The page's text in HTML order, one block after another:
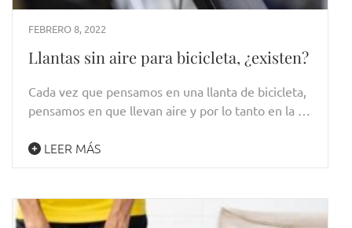
FEBRERO 8, 2022
Llantas sin aire para bicicleta, ¿existen?
Cada vez que pensamos en una llanta de bicicleta,
pensamos en que llevan aire y por lo tanto en la …
LEER MÁS